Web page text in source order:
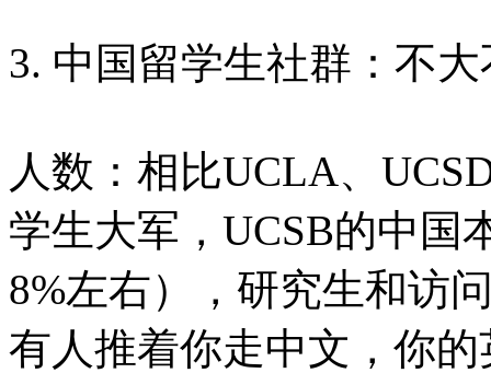
3. 中国留学生社群：不
人数：相比UCLA、
学生大军，UCSB的中国
8%左右），研究生和访
有人推着你走中文，你